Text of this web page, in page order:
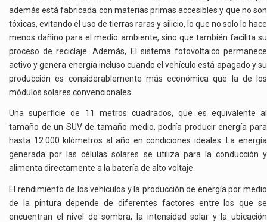
además está fabricada con materias primas accesibles y que no son
tóxicas, evitando el uso de tierras raras y silicio, lo que no solo lo hace
menos dañino para el medio ambiente, sino que también facilita su
proceso de reciclaje. Además, El sistema fotovoltaico permanece
activo y genera energía incluso cuando el vehículo está apagado y su
producción es considerablemente más económica que la de los
módulos solares convencionales
Una superficie de 11 metros cuadrados, que es equivalente al
tamaño de un SUV de tamaño medio, podría producir energía para
hasta 12.000 kilómetros al año en condiciones ideales. La energía
generada por las células solares se utiliza para la conducción y
alimenta directamente a la batería de alto voltaje.
El rendimiento de los vehículos y la producción de energía por medio
de la pintura depende de diferentes factores entre los que se
encuentran el nivel de sombra, la intensidad solar y la ubicación